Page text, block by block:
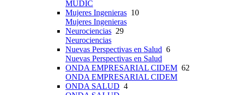
MUDIC
Mujeres Ingenieras 10
Mujeres Ingenieras
Neurociencias 29
Neurociencias
Nuevas Perspectivas en Salud 6
Nuevas Perspectivas en Salud
ONDA EMPRESARIAL CIDEM 62
ONDA EMPRESARIAL CIDEM
ONDA SALUD 4